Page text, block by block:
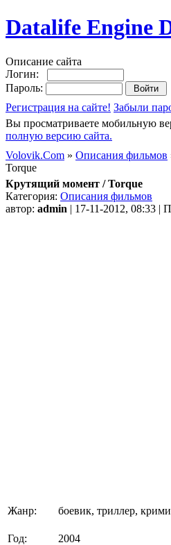
Datalife Engine
Описание сайта
Логин:
Пароль:
Регистрация на сайте! Забыли
Вы просматриваете мобильную
полную версию сайта.
Volovik.Com » Описания фильмов
Torque
Крутящий момент / Torque
Категория: Описания фильмов
автор: admin | 17-11-2012, 08:33 |
Жанр: боевик, триллер,
Год: 2004